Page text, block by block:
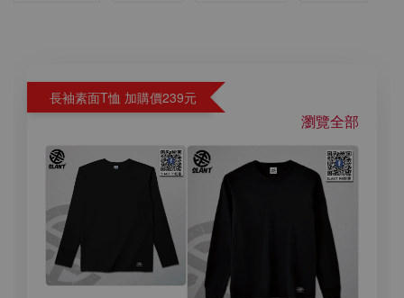
長袖素面T恤 加購價239元
瀏覽全部